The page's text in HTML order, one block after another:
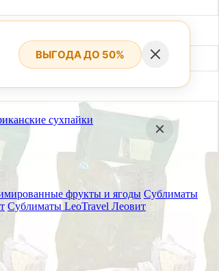
сухпайки
фрукты и ягоды Сублиматы
Сублиматы LeoTravel Леовит
ВЫГОДА ДО 50%
воды